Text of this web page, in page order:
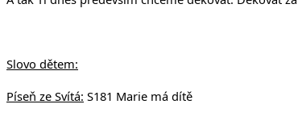
Slovo dětem:
Píseň ze Svítá: S181 Marie má dítě